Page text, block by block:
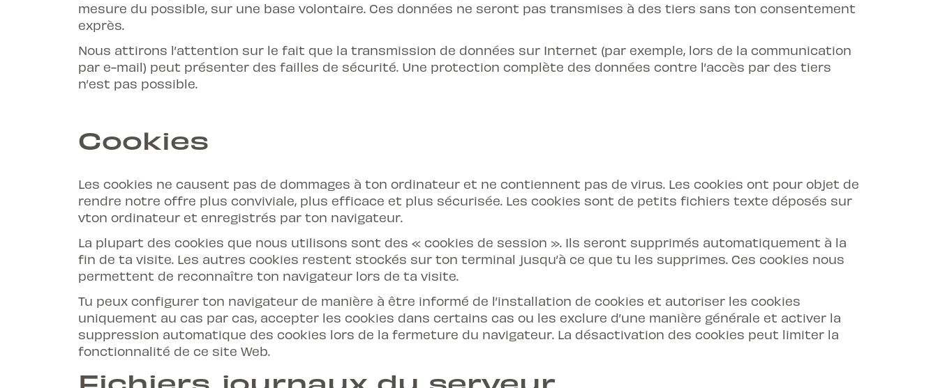
mesure du possible, sur une base volontaire. Ces données ne seront pas transmises à des tiers sans ton consentement
exprès.
Nous attirons l’attention sur le fait que la transmission de données sur Internet (par exemple, lors de la communication
par e-mail) peut présenter des failles de sécurité. Une protection complète des données contre l’accès par des tiers
n’est pas possible.
Cookies
Les cookies ne causent pas de dommages à ton ordinateur et ne contiennent pas de virus. Les cookies ont pour objet de
rendre notre offre plus conviviale, plus efficace et plus sécurisée. Les cookies sont de petits fichiers texte déposés sur
vton ordinateur et enregistrés par ton navigateur.
La plupart des cookies que nous utilisons sont des « cookies de session ». Ils seront supprimés automatiquement à la
fin de ta visite. Les autres cookies restent stockés sur ton terminal jusqu’à ce que tu les supprimes. Ces cookies nous
permettent de reconnaître ton navigateur lors de ta visite.
Tu peux configurer ton navigateur de manière à être informé de l’installation de cookies et autoriser les cookies
uniquement au cas par cas, accepter les cookies dans certains cas ou les exclure d’une manière générale et activer la
suppression automatique des cookies lors de la fermeture du navigateur. La désactivation des cookies peut limiter la
fonctionnalité de ce site Web.